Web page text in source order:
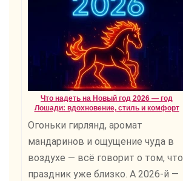
Что надеть на Новый год 2026 — год
Лошади: вдохновение, стиль и комфорт
Огоньки гирлянд, аромат
мандаринов и ощущение чуда в
воздухе — всё говорит о том, что
праздник уже близко. А 2026-й —